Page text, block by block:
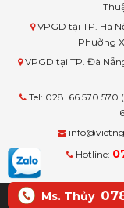
VPGD tại TP. Hà
Phường
VPGD tại TP. Đà
Tel: 028. 66 570 570
Hotline:
© Copyright
Ms. Thủy